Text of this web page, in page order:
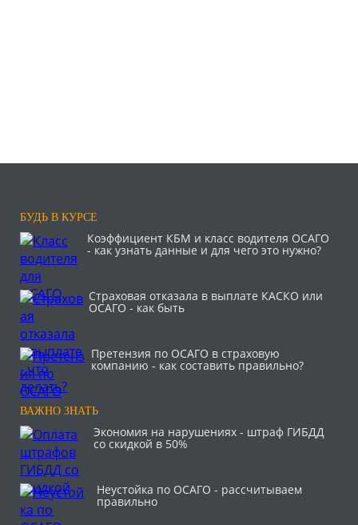
БУДЬ В КУРСЕ
Коэффициент КБМ и класс водителя ОСАГО
- как узнать данные и для чего это нужно?
Страховая отказала в выплате КАСКО или
ОСАГО - как быть
Претензия по ОСАГО в страховую
компанию - как составить правильно?
ВАЖНО ЗНАТЬ
Экономия на нарушениях - штраф ГИБДД
со скидкой в 50%
Неустойка по ОСАГО - рассчитываем
правильно